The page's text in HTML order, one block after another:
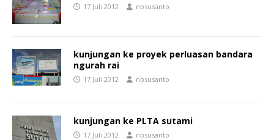
17 Juli 2012 nbsusanto
kunjungan ke proyek perluasan bandara
ngurah rai
17 Juli 2012 nbsusanto
kunjungan ke PLTA sutami
17 Juli 2012 nbsusanto